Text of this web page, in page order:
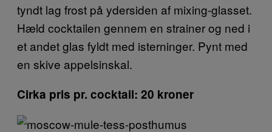
tyndt lag frost på ydersiden af mixing-glasset.
Hæld cocktailen gennem en strainer og ned i
et andet glas fyldt med isterninger. Pynt med
en skive appelsinskal.
Cirka pris pr. cocktail: 20 kroner